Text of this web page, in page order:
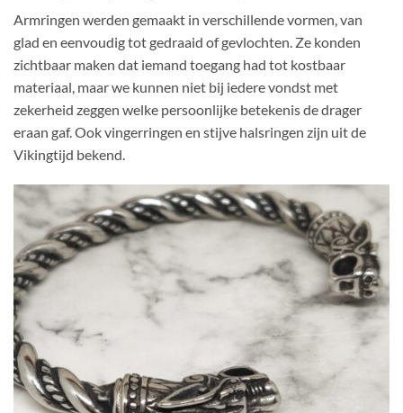
Armringen werden gemaakt in verschillende vormen, van
glad en eenvoudig tot gedraaid of gevlochten. Ze konden
zichtbaar maken dat iemand toegang had tot kostbaar
materiaal, maar we kunnen niet bij iedere vondst met
zekerheid zeggen welke persoonlijke betekenis de drager
eraan gaf. Ook vingerringen en stijve halsringen zijn uit de
Vikingtijd bekend.